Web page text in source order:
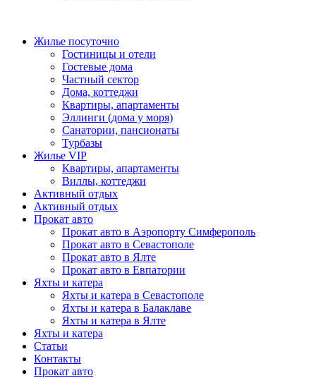
Жилье посуточно
Гостиницы и отели
Гостевые дома
Частный сектор
Дома, коттеджи
Квартиры, апартаменты
Эллинги (дома у моря)
Санатории, пансионаты
Турбазы
Жилье VIP
Квартиры, апартаменты
Виллы, коттеджи
Активный отдых
Активный отдых
Прокат авто
Прокат авто в Аэропорту Симферополь
Прокат авто в Севастополе
Прокат авто в Ялте
Прокат авто в Евпатории
Яхты и катера
Яхты и катера в Севастополе
Яхты и катера в Балаклаве
Яхты и катера в Ялте
Яхты и катера
Статьи
Контакты
Прокат авто